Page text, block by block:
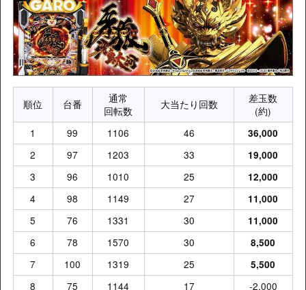
順位 台番
通常
回転数
大当たり回数
差玉数
(約)
1
99 1106 46 36,000
2 97 1203 33 19,000
3 96 1010 25 12,000
4 98 1149 27 11,000
5 76 1331 30 11,000
6 78 1570 30 8,500
7 100 1319 25 5,500
8 75 1144 17 -2,000